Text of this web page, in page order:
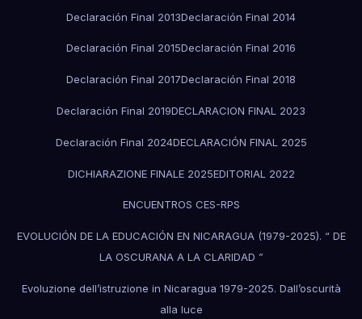
Declaración Final 2013Declaración Final 2014
Declaración Final 2015Declaración Final 2016
Declaración Final 2017Declaración Final 2018
Declaración Final 2019DECLARACION FINAL 2023
Declaración Final 2024DECLARACIÓN FINAL 2025
DICHIARAZIONE FINALE 2025EDITORIAL 2022
ENCUENTROS CES-RPS
EVOLUCIÓN DE LA EDUCACIÓN EN NICARAGUA (1979-2025). “ DE
LA OSCURANA A LA CLARIDAD ”
Evoluzione dell’istruzione in Nicaragua 1979-2025. Dall’oscurità
alla luce